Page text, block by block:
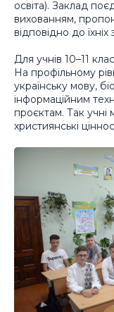
освіта). Заклад
вихованням,
відповідно до
Для учнів 10–11
На профільному
українську мову,
інформаційним
проєктам. Так учні
християнські